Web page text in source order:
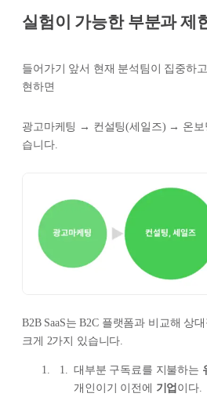
실험이 가능한 부분과 제
들어가기 앞서 현재 분석팀이 집중하
현하면
광고마케팅 → 컨설팅(세일즈) → 온보
습니다.
B2B SaaS는 B2C 플랫폼과 비교해 상
크게 2가지 있습니다.
대부분 구독료를 지불하는
개인이기 이전에 기업 이다.